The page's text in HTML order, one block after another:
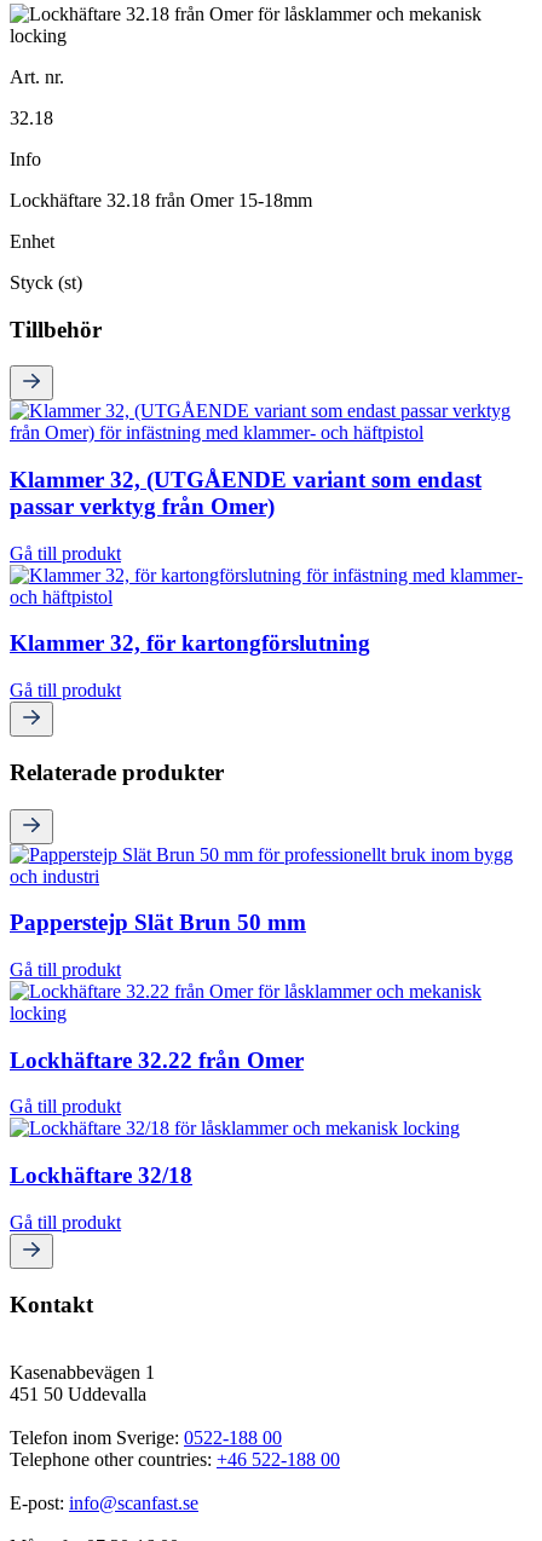
Art. nr.
32.18
Info
Lockhäftare 32.18 från Omer 15-18mm
Enhet
Styck (st)
Tillbehör
Klammer 32, (UTGÅENDE variant som endast
passar verktyg från Omer)
Gå till produkt
Klammer 32, för kartongförslutning
Gå till produkt
Relaterade produkter
Papperstejp Slät Brun 50 mm
Gå till produkt
Lockhäftare 32.22 från Omer
Gå till produkt
Lockhäftare 32/18
Gå till produkt
Kontakt
Kasenabbevägen 1
451 50 Uddevalla
Telefon inom Sverige: 0522-188 00
Telephone other countries: +46 522-188 00
E-post: info@scanfast.se